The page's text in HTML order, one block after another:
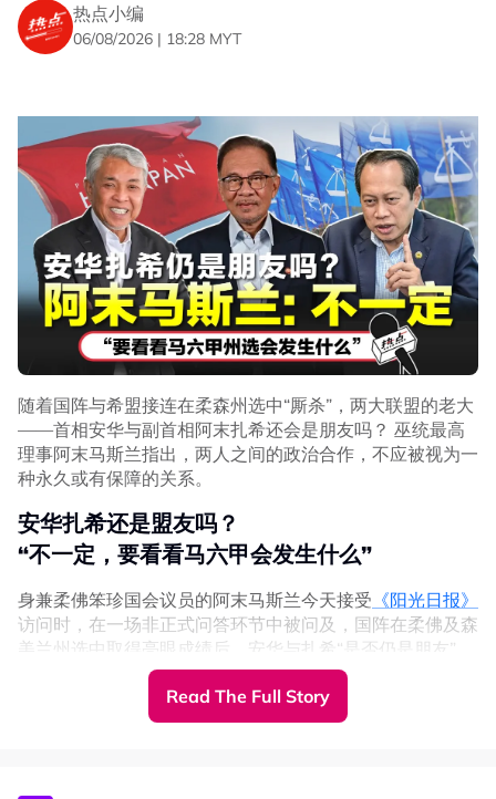
热点小编
06/08/2026 | 18:28 MYT
随着国阵与希盟接连在柔森州选中“厮杀”，两大联盟的老大
——首相安华与副首相阿末扎希还会是朋友吗？ 巫统最高
理事阿末马斯兰指出，两人之间的政治合作，不应被视为一
种永久或有保障的关系。
安华扎希还是盟友吗？
“不一定，要看看马六甲会发生什么”
身兼柔佛笨珍国会议员的阿末马斯兰今天接受 《阳光日报》
访问时，在一场非正式问答环节中被问及，国阵在柔佛及森
美兰州选中取得亮眼成绩后，安华与扎希“是否仍是朋友”
时，阿末马斯兰表示，两人不一定还是朋友。
当再次被追问安华与扎希“是否确实站在同一阵线”时，阿末
Read The Full Story